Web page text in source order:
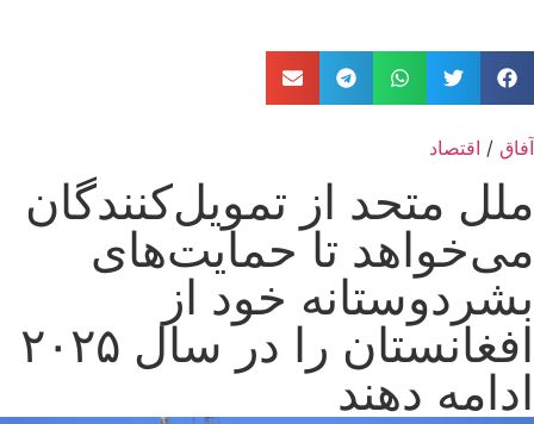
آفاق / اقتصاد
ملل متحد از تمویل‌کنندگان
می‌خواهد تا حمایت‌های
بشردوستانه خود از
افغانستان را در سال ۲۰۲۵
ادامه دهند